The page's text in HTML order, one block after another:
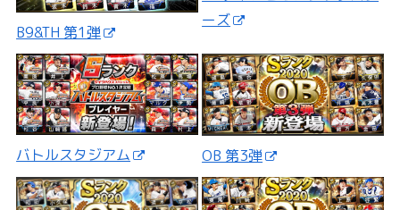
B9&TH 第1弾
ーズ
バトルスタジアム OB 第3弾